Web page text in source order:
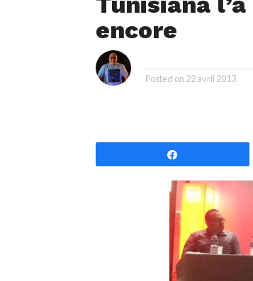
encore
Posted on 22 avril 2013